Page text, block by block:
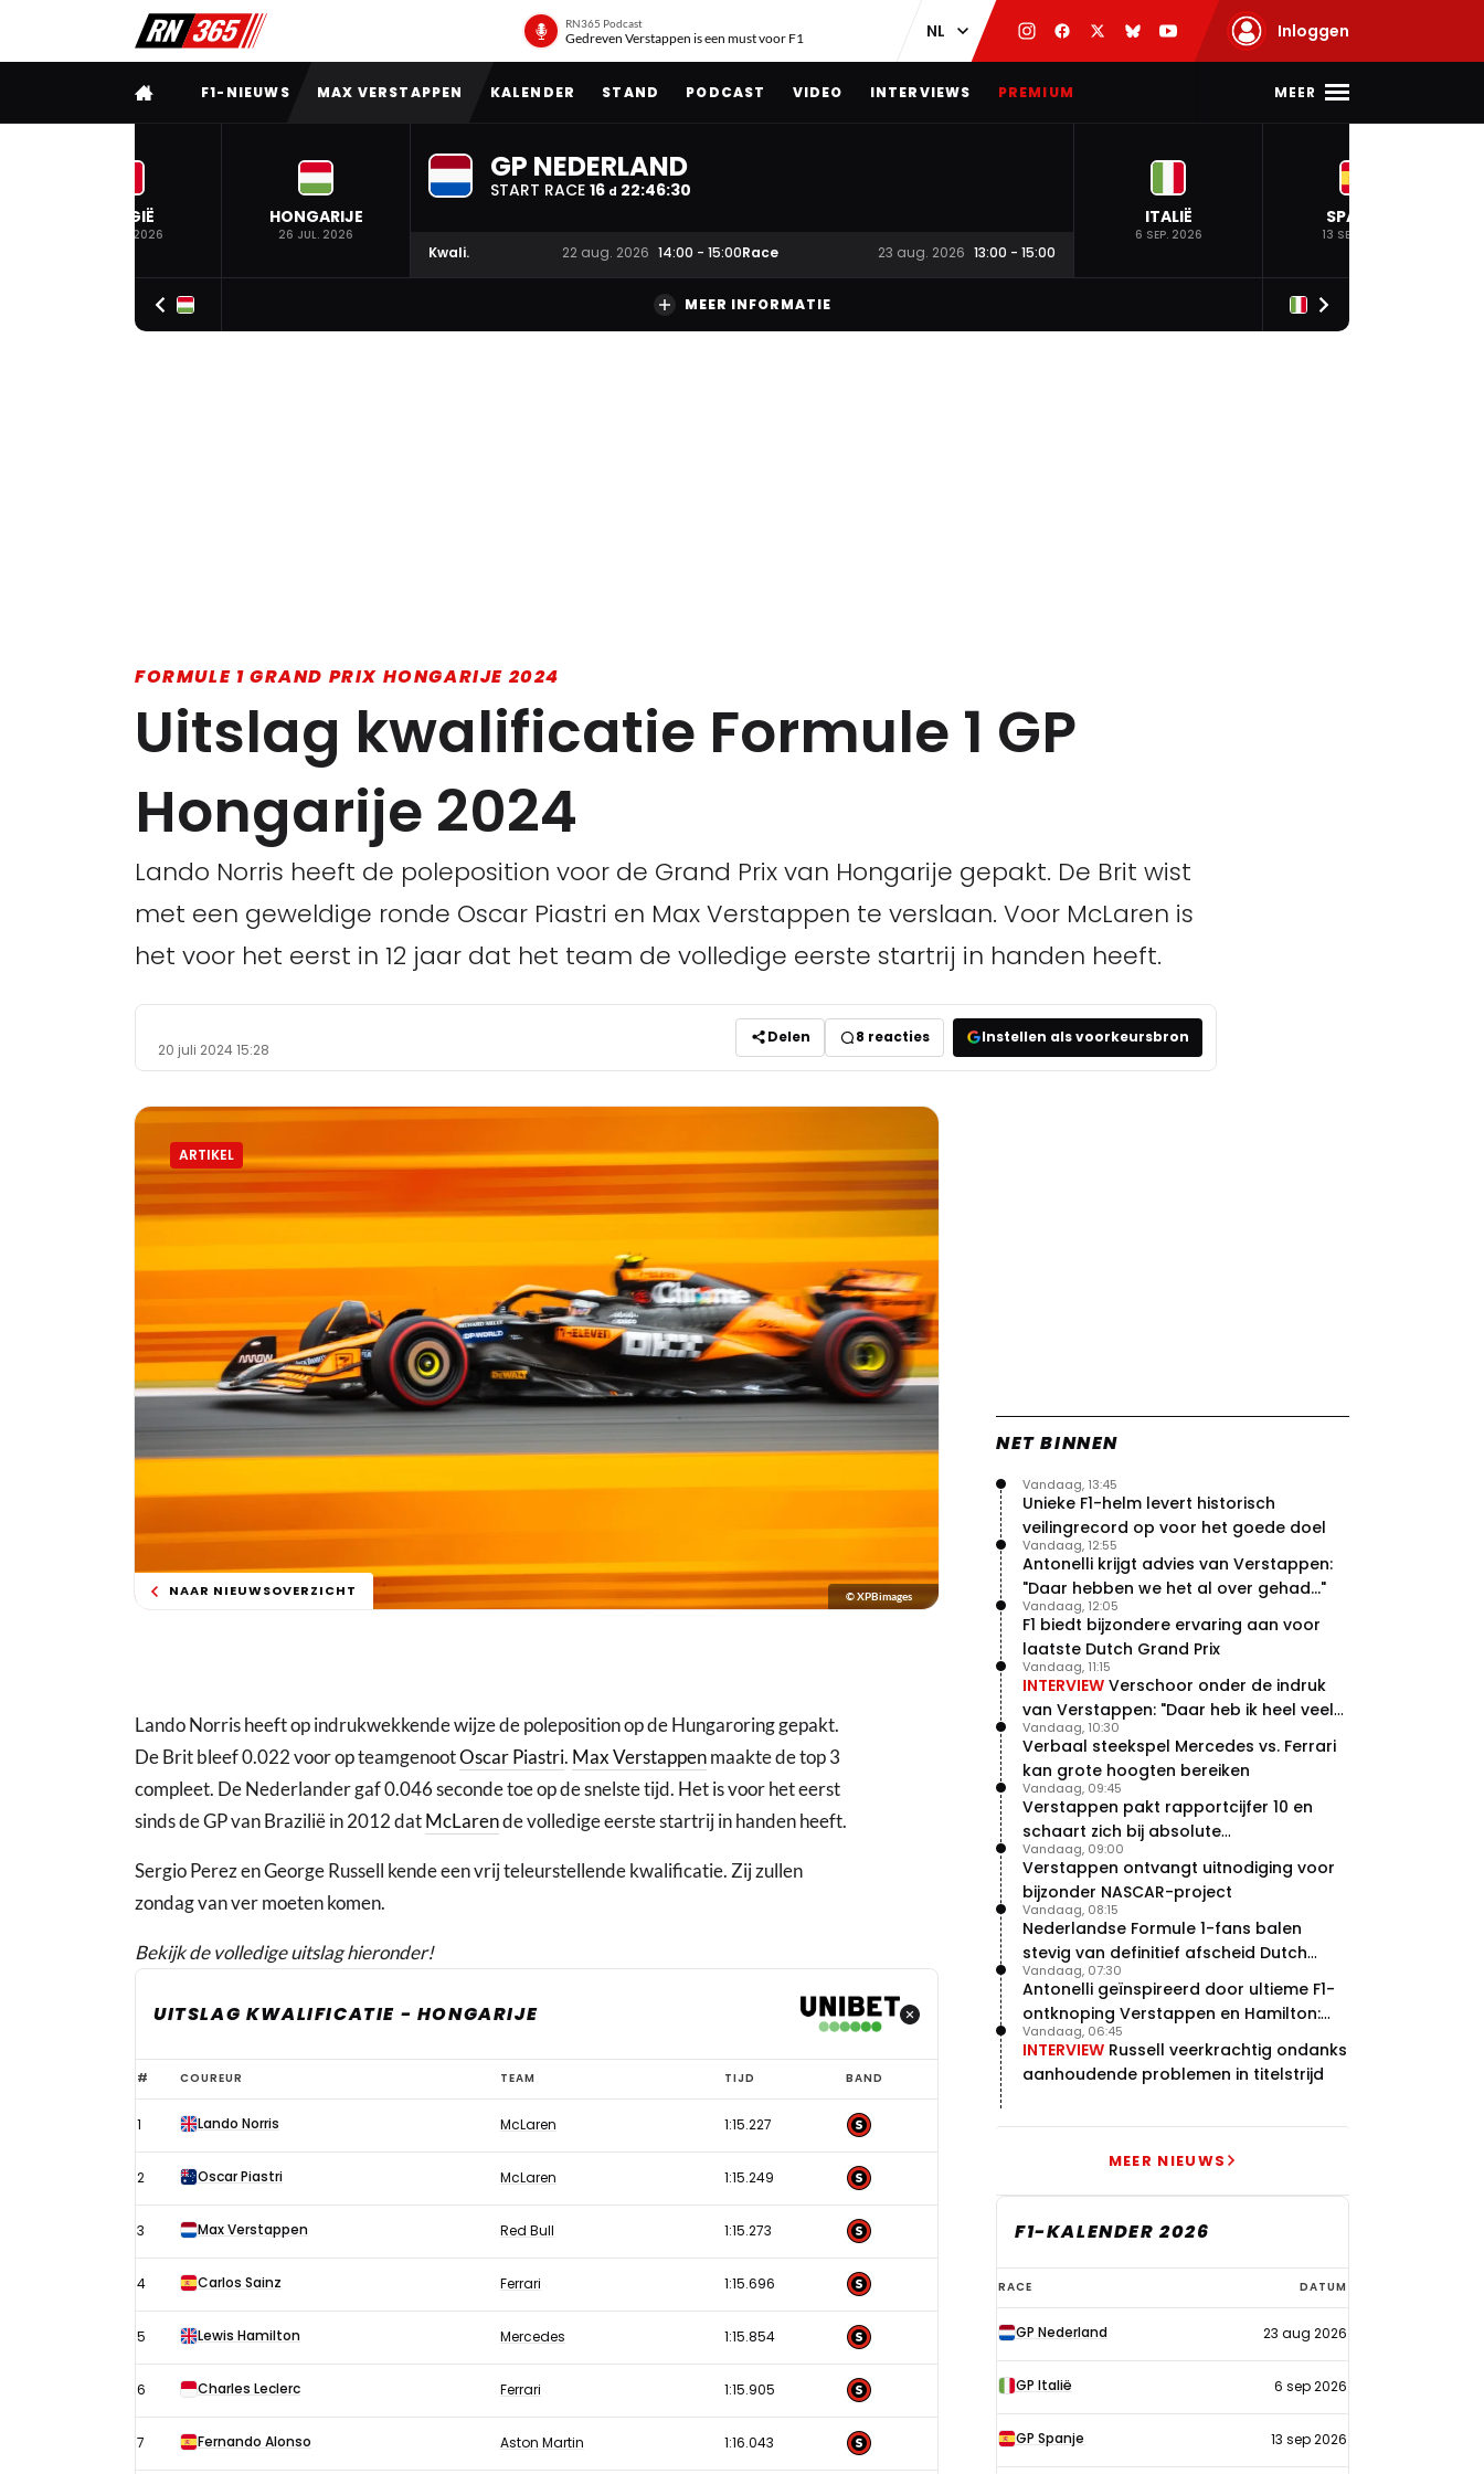
RN365 Podcast
Gedreven Verstappen is een must voor F1 Inloggen
VOLLEDIG MENU
F1-NIEUWS MAX VERSTAPPEN KALENDER STAND PODCAST VIDEO INTERVIEWS PREMIUM MEER
BELGIË
19 JUL. 2026
HONGARIJE
26 JUL. 2026
GP NEDERLAND
START RACE 16 d 22:46:29
Kwali. 22 aug. 2026 14:00 - 15:00Race 23 aug. 2026 13:00 - 15:00
ITALIË
6 SEP. 2026
SPANJE
13 SEP. 2026
MEER INFORMATIE
FORMULE 1 GRAND PRIX HONGARIJE 2024
Uitslag kwalificatie Formule 1 GP
Hongarije 2024
Lando Norris heeft de poleposition voor de Grand Prix van Hongarije gepakt. De Brit wist
met een geweldige ronde Oscar Piastri en Max Verstappen te verslaan. Voor McLaren is
het voor het eerst in 12 jaar dat het team de volledige eerste startrij in handen heeft.
20 juli 2024 15:28
Delen 8 reacties Instellen als voorkeursbron
ARTIKEL
NAAR NIEUWSOVERZICHT © XPBimages
Lando Norris heeft op indrukwekkende wijze de poleposition op de Hungaroring gepakt.
De Brit bleef 0.022 voor op teamgenootOscar Piastri. Max Verstappenmaakte de top 3
compleet. De Nederlander gaf 0.046 seconde toe op de snelste tijd. Het is voor het eerst
sinds de GP van Brazilië in 2012 datMcLarende volledige eerste startrij in handen heeft.
Sergio Perez en George Russell kende een vrij teleurstellende kwalificatie. Zij zullen
zondag van ver moeten komen.
Bekijk de volledige uitslag hieronder!
UITSLAG KWALIFICATIE - HONGARIJE
Uitslag
kwalificatie
Formule
1
Hongarije
2024
# COUREUR TEAM TIJD BAND
1 Lando Norris McLaren 1:15.227
2 Oscar Piastri McLaren 1:15.249
3 Max Verstappen Red Bull 1:15.273
4 Carlos Sainz Ferrari 1:15.696
5 Lewis Hamilton Mercedes 1:15.854
6 Charles Leclerc Ferrari 1:15.905
7 Fernando Alonso Aston Martin 1:16.043
NET BINNEN
Unieke F1-helm levert historisch
veilingrecord op voor het goede doel
Vandaag, 13:45
Antonelli krijgt advies van Verstappen:
"Daar hebben we het al over gehad..."
Vandaag, 12:55
F1 biedt bijzondere ervaring aan voor
laatste Dutch Grand Prix
Vandaag, 12:05
INTERVIEW Verschoor onder de indruk
van Verstappen: "Daar heb ik heel veel
respect voor"
Vandaag, 11:15
Verbaal steekspel Mercedes vs. Ferrari
kan grote hoogten bereiken
Vandaag, 10:30
Verstappen pakt rapportcijfer 10 en
schaart zich bij absolute
buitencategorie
Vandaag, 09:45
Verstappen ontvangt uitnodiging voor
bijzonder NASCAR-project
Vandaag, 09:00
Nederlandse Formule 1-fans balen
stevig van definitief afscheid Dutch
Grand Prix
Vandaag, 08:15
Antonelli geïnspireerd door ultieme F1-
ontknoping Verstappen en Hamilton:
"Leven of dood!"
Vandaag, 07:30
INTERVIEW Russell veerkrachtig ondanks
aanhoudende problemen in titelstrijd
Vandaag, 06:45
MEER NIEUWS
F1-KALENDER 2026
F1-
kalender
2026
RACE DATUM
GP Nederland 23 aug 2026
GP Italië 6 sep 2026
GP Spanje 13 sep 2026